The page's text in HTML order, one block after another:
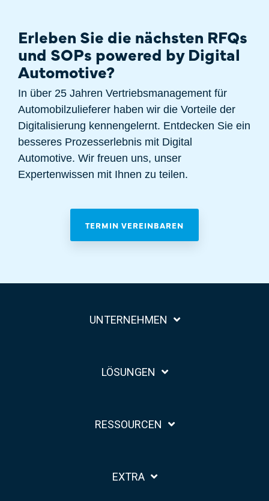
Erleben Sie die nächsten RFQs
und SOPs powered by Digital
Automotive?
In über 25 Jahren Vertriebsmanagement für
Automobilzulieferer haben wir die Vorteile der
Digitalisierung kennengelernt. Entdecken Sie ein
besseres Prozesserlebnis mit Digital
Automotive. Wir freuen uns, unser
Expertenwissen mit Ihnen zu teilen.
TERMIN VEREINBAREN
UNTERNEHMEN
LÖSUNGEN
RESSOURCEN
EXTRA